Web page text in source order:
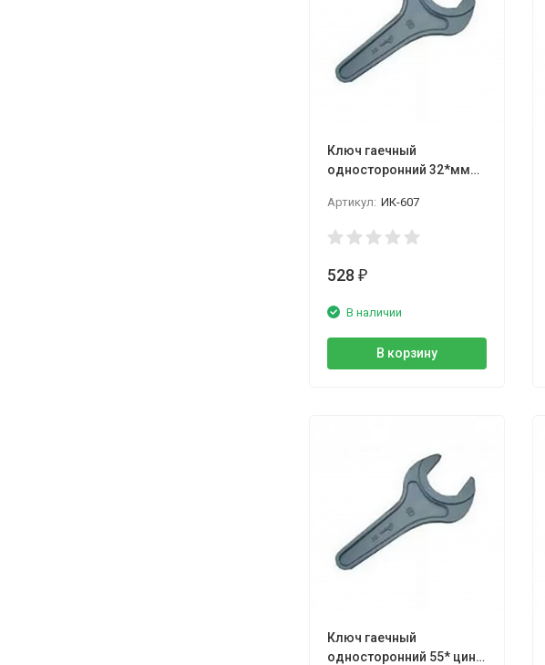
Ключ гаечный
односторонний 32*мм
Артикул: ИК-607
528 ₽
В наличии
В корзину
Ключ гаечный
односторонний 55* цинк,